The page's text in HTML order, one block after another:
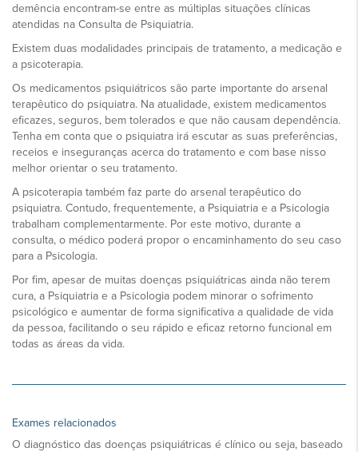
demência encontram-se entre as múltiplas situações clínicas
atendidas na Consulta de Psiquiatria.
Existem duas modalidades principais de tratamento, a medicação e
a psicoterapia.
Os medicamentos psiquiátricos são parte importante do arsenal
terapêutico do psiquiatra. Na atualidade, existem medicamentos
eficazes, seguros, bem tolerados e que não causam dependência.
Tenha em conta que o psiquiatra irá escutar as suas preferências,
receios e inseguranças acerca do tratamento e com base nisso
melhor orientar o seu tratamento.
A psicoterapia também faz parte do arsenal terapêutico do
psiquiatra. Contudo, frequentemente, a Psiquiatria e a Psicologia
trabalham complementarmente. Por este motivo, durante a
consulta, o médico poderá propor o encaminhamento do seu caso
para a Psicologia.
Por fim, apesar de muitas doenças psiquiátricas ainda não terem
cura, a Psiquiatria e a Psicologia podem minorar o sofrimento
psicológico e aumentar de forma significativa a qualidade de vida
da pessoa, facilitando o seu rápido e eficaz retorno funcional em
todas as áreas da vida.
Exames relacionados
O diagnóstico das doenças psiquiátricas é clínico ou seja, baseado